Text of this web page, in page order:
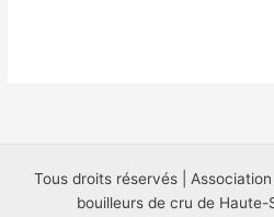
Tous droits réservés |
bouilleurs de cru de Haute-